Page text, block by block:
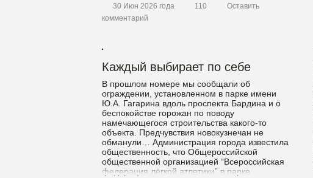
30 Июн 2026 года 110
Оставить
комментарий
Каждый выбирает по себе
В прошлом номере мы сообщали об
ограждении, установленном в парке имени
Ю.А. Гагарина вдоль проспекта Бардина и о
беспокойстве горожан по поводу
намечающегося строительства какого-то
объекта. Предчувствия новокузнечан не
обманули… Администрация города известила
общественность, что Общероссийской
общественной организацией “Всероссийская
федерация лёгкой атлетики” в парке